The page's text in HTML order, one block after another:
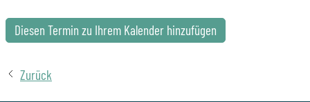
Diesen Termin zu Ihrem Kalender hinzufügen
Zurück